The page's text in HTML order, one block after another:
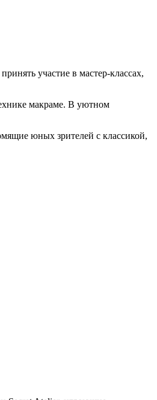
участие в мастер-классах,
макраме. В уютном
юных зрителей с классикой,